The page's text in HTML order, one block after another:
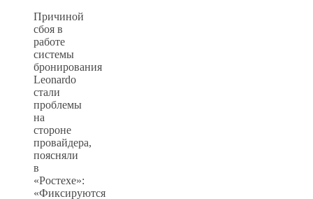
Причиной
сбоя в
работе
системы
бронирования
Leonardo
стали
проблемы
на
стороне
провайдера,
поясняли
в
«Ростехе»:
«Фиксируются